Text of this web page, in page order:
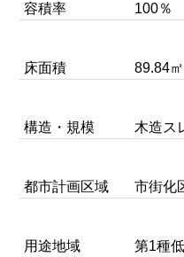
容積率 100％
床面積 89.84
構造・規模 木造ス
都市計画区域 市街化
用途地域 第1種